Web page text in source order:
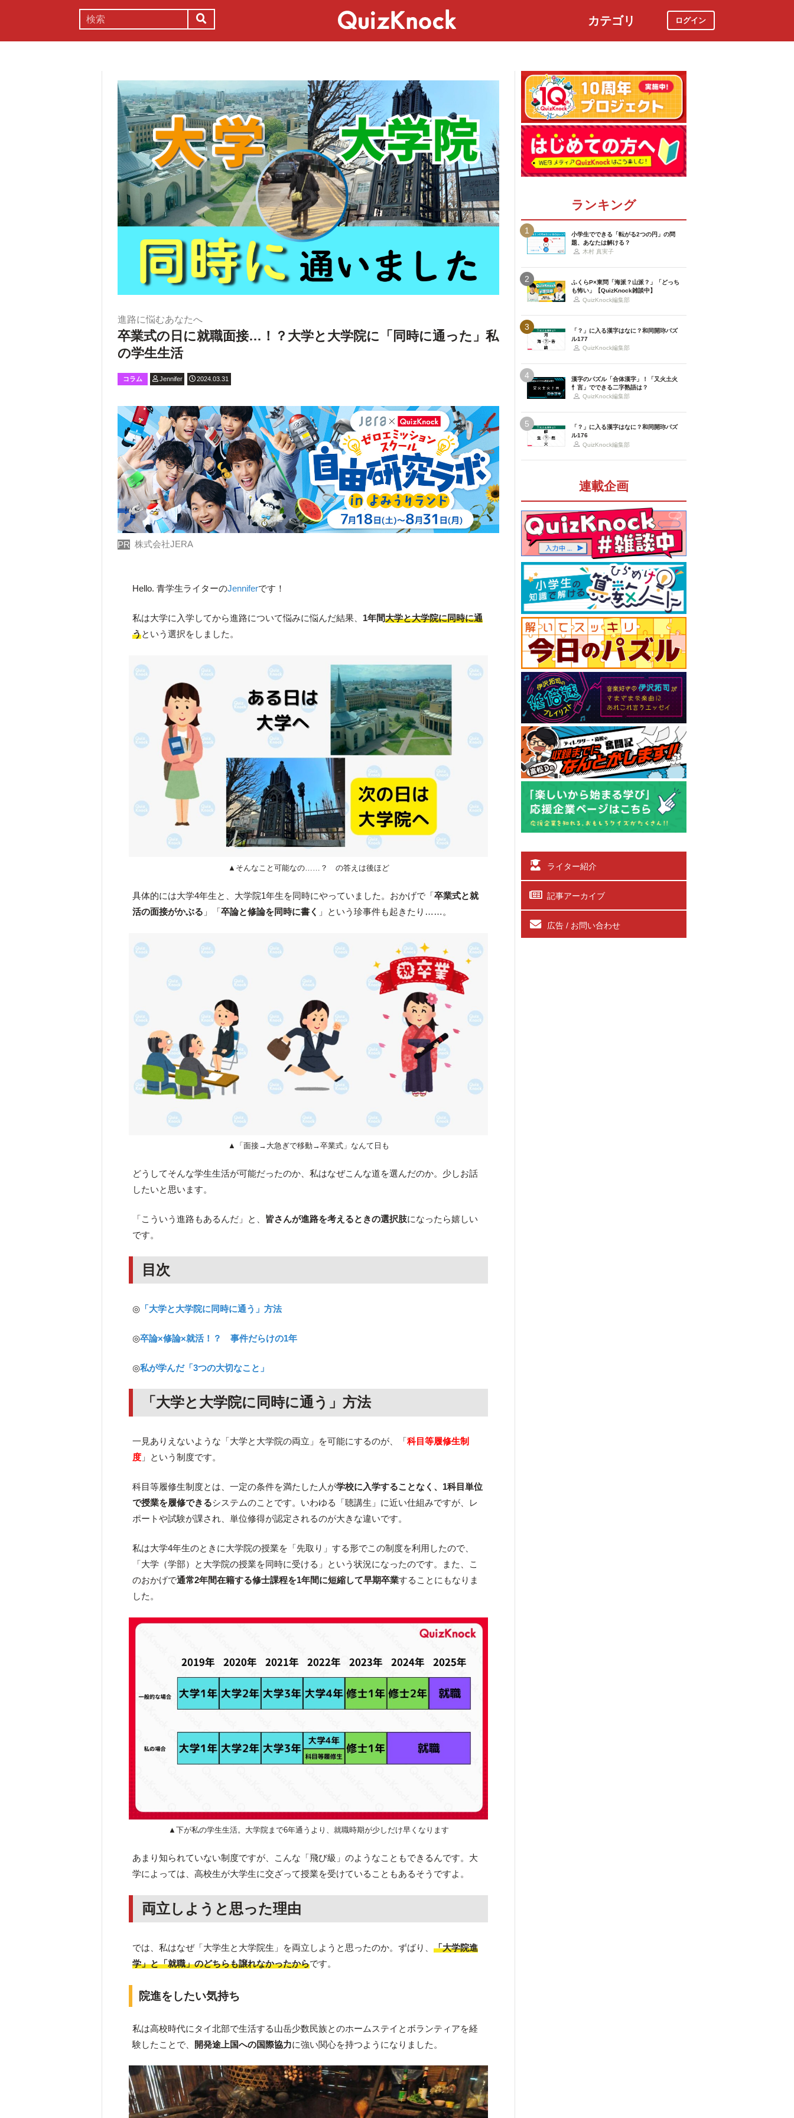
カテゴリ ログイン
進路に悩むあなたへ
卒業式の日に就職面接…！？大学と大学院に「同時に通った」私
の学生生活
コラム Jennifer 2024.03.31
PR 株式会社JERA
Hello. 青学生ライターのJenniferです！
私は大学に入学してから進路について悩みに悩んだ結果、 1年間大学と大学院に同時に通
うという選択をしました。
▲そんなこと可能なの……？ の答えは後ほど
具体的には大学4年生と、大学院1年生を同時にやっていました。おかげで「卒業式と就
活の面接がかぶる 」「卒論と修論を同時に書く 」という珍事件も起きたり……。
▲「面接→大急ぎで移動→卒業式」なんて日も
どうしてそんな学生生活が可能だったのか、私はなぜこんな道を選んだのか。少しお話
したいと思います。
「こういう進路もあるんだ」と、 皆さんが進路を考えるときの選択肢になったら嬉しい
です。
目次
◎ 「大学と大学院に同時に通う」方法
◎卒論×修論×就活！？ 事件だらけの1年
◎私が学んだ「3つの大切なこと」
「大学と大学院に同時に通う」方法
一見ありえないような「大学と大学院の両立」を可能にするのが、「科目等履修生制
度 」という制度です。
科目等履修生制度とは、一定の条件を満たした人が学校に入学することなく、1科目単位
で授業を履修できるシステムのことです。いわゆる「聴講生」に近い仕組みですが、レ
ポートや試験が課され、単位修得が認定されるのが大きな違いです。
私は大学4年生のときに大学院の授業を「先取り」する形でこの制度を利用したので、
「大学（学部）と大学院の授業を同時に受ける」という状況になったのです。また、こ
のおかげで通常2年間在籍する修士課程を1年間に短縮して早期卒業することにもなりま
した。
▲下が私の学生生活。大学院まで6年通うより、就職時期が少しだけ早くなります
あまり知られていない制度ですが、こんな「飛び級」のようなこともできるんです。大
学によっては、高校生が大学生に交ざって授業を受けていることもあるそうですよ。
両立しようと思った理由
では、私はなぜ「大学生と大学院生」を両立しようと思ったのか。ずばり、「大学院進
学」と「就職」のどちらも譲れなかったからです。
院進をしたい気持ち
私は高校時代にタイ北部で生活する山岳少数民族とのホームステイとボランティアを経
験したことで、
開発途上国への国際協力に強い関心を持つようになりました。
ランキング
1
小学生でできる「転がる2つの円」の問
題、あなたは解ける？
木村 真実子
2
ふくらP×東問「海派？山派？」「どっち
も怖い」【QuizKnock雑談中】
QuizKnock編集部
3
「？」に入る漢字はなに？和同開珎パズ
ル177
QuizKnock編集部
4
漢字のパズル「合体漢字」！「又火土火
忄言」でできる二字熟語は？
QuizKnock編集部
5
「？」に入る漢字はなに？和同開珎パズ
ル176
QuizKnock編集部
連載企画
ライター紹介
記事アーカイブ
広告 / お問い合わせ